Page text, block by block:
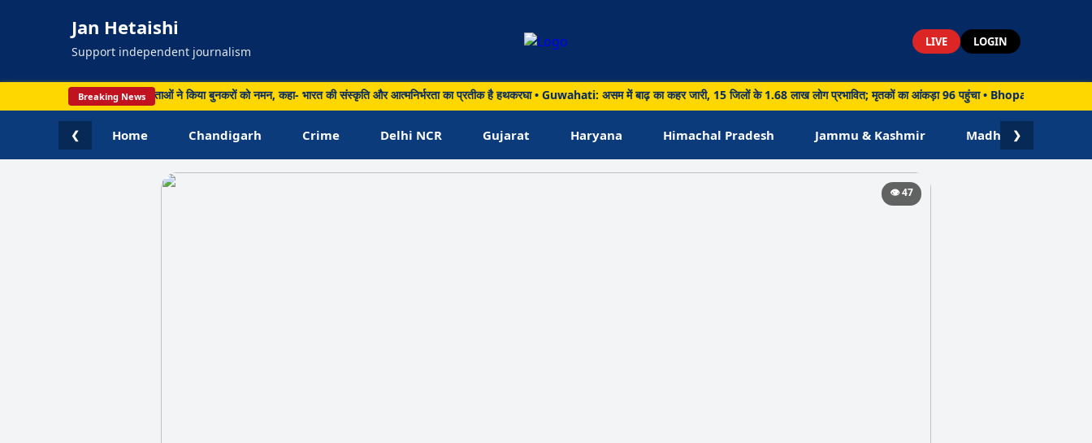
Jan Hetaishi
Support independent journalism
LIVE LOGIN
Breaking News
राष्ट्रीय हथकरघा दिवस पर नेताओं ने किया बुनकरों को नमन, कहा- भारत की संस्कृति और आत्मनिर्भरता का प्रतीक है हथकरघा • Guwahati: असम में बाढ़ का कहर जारी, 15 जिलों के 1.68 लाख लोग प्रभावित; मृतकों का आंकड़ा 96 पहुंचा • Bhopal: भोपाल में ब्रिक्स
❮ Home Chandigarh Crime Delhi NCR Gujarat Haryana Himachal Pradesh Jammu & Kashmir Madhya Pradesh
❯
👁️ 47